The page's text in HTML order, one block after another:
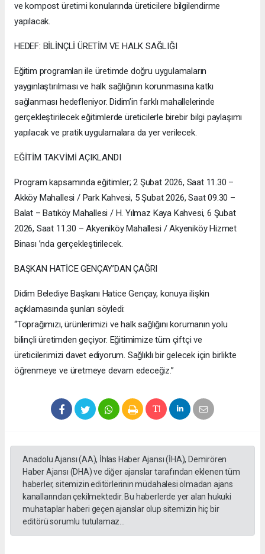
ve kompost üretimi konularında üreticilere bilgilendirme
yapılacak.
HEDEF: BİLİNÇLİ ÜRETİM VE HALK SAĞLIĞI
Eğitim programları ile üretimde doğru uygulamaların
yaygınlaştırılması ve halk sağlığının korunmasına katkı
sağlanması hedefleniyor. Didim’in farklı mahallelerinde
gerçekleştirilecek eğitimlerde üreticilerle birebir bilgi paylaşımı
yapılacak ve pratik uygulamalara da yer verilecek.
EĞİTİM TAKVİMİ AÇIKLANDI
Program kapsamında eğitimler; 2 Şubat 2026, Saat 11.30 –
Akköy Mahallesi / Park Kahvesi, 5 Şubat 2026, Saat 09.30 –
Balat – Batıköy Mahallesi / H. Yılmaz Kaya Kahvesi, 6 Şubat
2026, Saat 11.30 – Akyeniköy Mahallesi / Akyeniköy Hizmet
Binası ’nda gerçekleştirilecek.
BAŞKAN HATİCE GENÇAY’DAN ÇAĞRI
Didim Belediye Başkanı Hatice Gençay, konuya ilişkin
açıklamasında şunları söyledi:
“Toprağımızı, ürünlerimizi ve halk sağlığını korumanın yolu
bilinçli üretimden geçiyor. Eğitimimize tüm çiftçi ve
üreticilerimizi davet ediyorum. Sağlıklı bir gelecek için birlikte
öğrenmeye ve üretmeye devam edeceğiz.”
Anadolu Ajansı (AA), İhlas Haber Ajansı (İHA), Demirören
Haber Ajansı (DHA) ve diğer ajanslar tarafından eklenen tüm
haberler, sitemizin editörlerinin müdahalesi olmadan ajans
kanallarından çekilmektedir. Bu haberlerde yer alan hukuki
muhataplar haberi geçen ajanslar olup sitemizin hiç bir
editörü sorumlu tutulamaz...